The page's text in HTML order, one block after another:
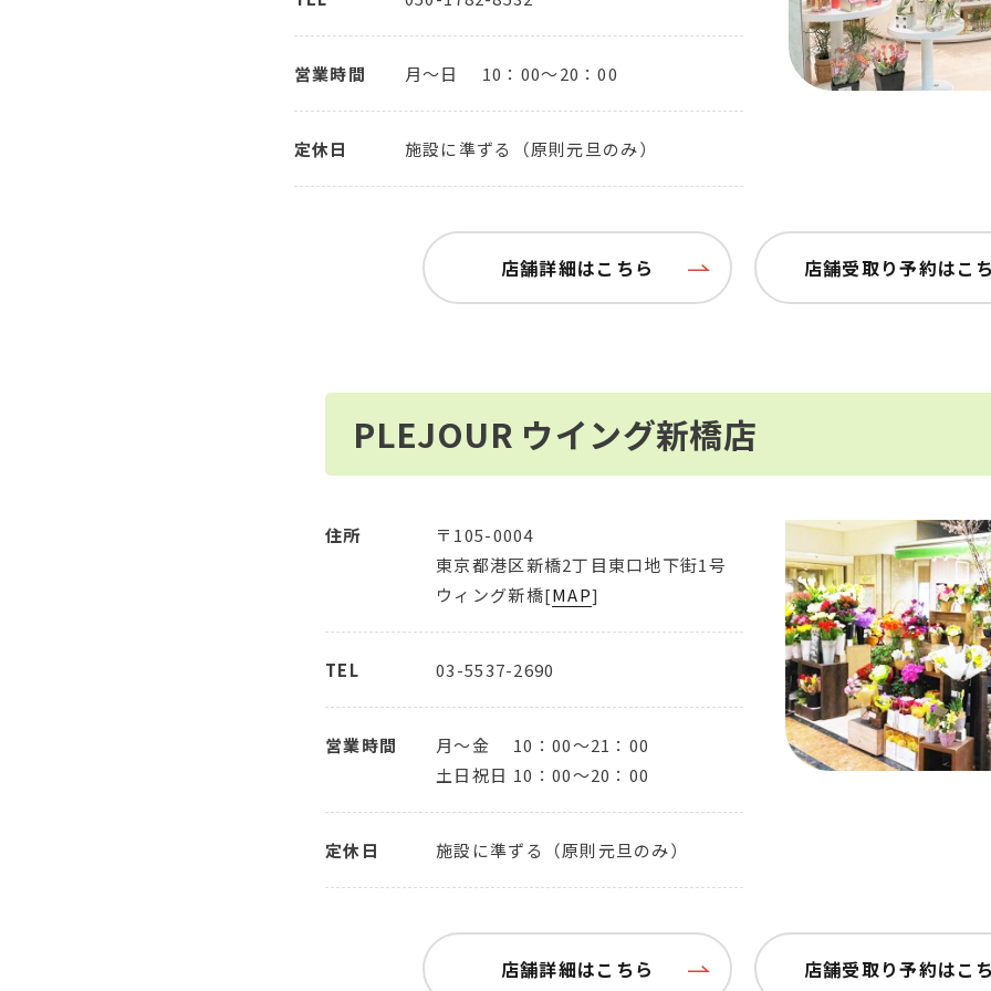
営業時間 月～日 10：00～20：00
定休日 施設に準ずる（原則元旦のみ）
店舗詳細はこちら 店舗受取り予約はこ
PLEJOUR ウイング新橋店
住所
〒105-0004
東京都港区新橋2丁目東口地下街1号
ウィング新橋[MAP]
TEL 03-5537-2690
営業時間 月～金
10：00～21：00
土日祝日 10：00～20：00
定休日 施設に準ずる（原則元旦のみ）
店舗詳細はこちら 店舗受取り予約はこ